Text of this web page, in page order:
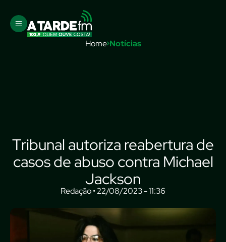
Home Notícias
Tribunal autoriza reabertura de
casos de abuso contra Michael
Jackson
Redação • 22/08/2023 - 11:36